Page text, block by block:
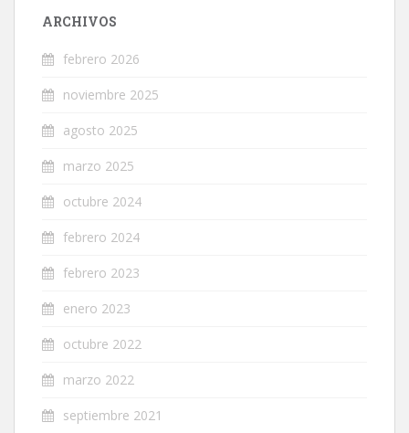
ARCHIVOS
febrero 2026
noviembre 2025
agosto 2025
marzo 2025
octubre 2024
febrero 2024
febrero 2023
enero 2023
octubre 2022
marzo 2022
septiembre 2021